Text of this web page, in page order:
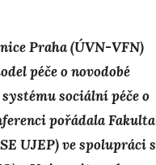
Praha (ÚVN-VFN)
péče o novodobé
sociální péče o
pořádala Fakulta
UJEP) ve spolupráci s